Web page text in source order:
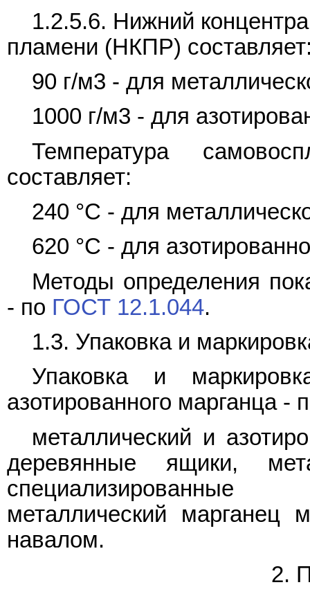
1.2.5.6. Нижний
пламени (НКПР)
90 г/м3 - для
1000 г/м3 - для
Температура
составляет:
240 °С - для
620 °С - для
Методы определения
- по ГОСТ 12.1.044.
1.3. Упаковка и
Упаковка и
азотированного марганца
металлический и
деревянные ящики,
металлический
навалом.
2.